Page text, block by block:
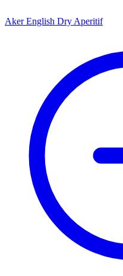
Aker English Dry Aperitif